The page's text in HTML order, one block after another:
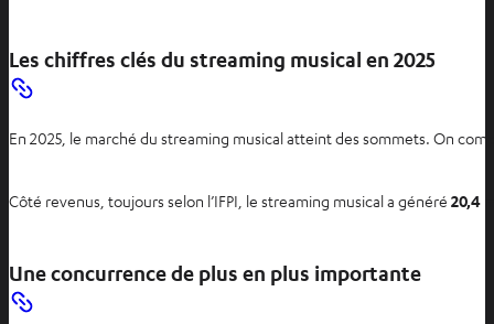
Les chiffres clés du streaming musical en 2025
En 2025, le marché du streaming musical atteint des sommets. On
Côté revenus, toujours selon l’IFPI, le streaming musical a généré 20,4
Une concurrence de plus en plus importante